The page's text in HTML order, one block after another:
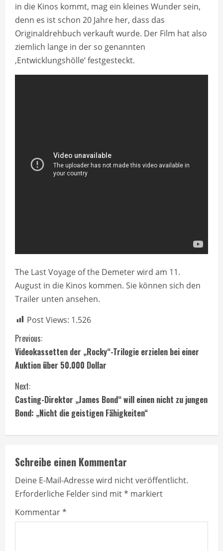
in die Kinos kommt, mag ein kleines Wunder sein,
denn es ist schon 20 Jahre her, dass das
Originaldrehbuch verkauft wurde. Der Film hat also
ziemlich lange in der so genannten
‚Entwicklungshölle‘ festgesteckt.
The Last Voyage of the Demeter wird am 11.
August in die Kinos kommen. Sie können sich den
Trailer unten ansehen.
Post Views: 1.526
C
o
n
t
u
e
R
e
Previous:
Videokassetten der „Rocky“-Trilogie erzielen bei einer
Auktion über 50.000 Dollar
Next:
Casting-Direktor „James Bond“ will einen nicht zu jungen
Bond: „Nicht die geistigen Fähigkeiten“
Schreibe einen Kommentar
Deine E-Mail-Adresse wird nicht veröffentlicht.
Erforderliche Felder sind mit* markiert
Kommentar*